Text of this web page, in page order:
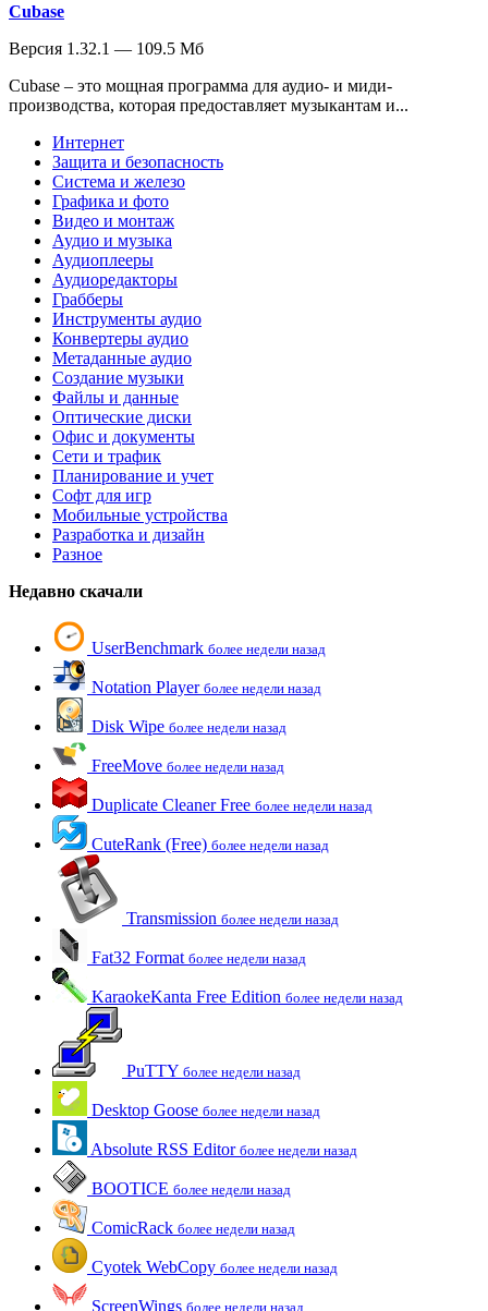
Cubase
Версия 1.32.1 — 109.5 Мб
Cubase – это мощная программа для аудио- и миди-
производства, которая предоставляет музыкантам и...
Интернет
Защита и безопасность
Система и железо
Графика и фото
Видео и монтаж
Аудио и музыка
Аудиоплееры
Аудиоредакторы
Грабберы
Инструменты аудио
Конвертеры аудио
Метаданные аудио
Создание музыки
Файлы и данные
Оптические диски
Офис и документы
Сети и трафик
Планирование и учет
Софт для игр
Мобильные устройства
Разработка и дизайн
Разное
Недавно скачали
UserBenchmark более недели назад
Notation Player более недели назад
Disk Wipe более недели назад
FreeMove более недели назад
Duplicate Cleaner Free более недели назад
CuteRank (Free) более недели назад
Transmission более недели назад
Fat32 Format более недели назад
KaraokeKanta Free Edition более недели назад
PuTTY более недели назад
Desktop Goose более недели назад
Absolute RSS Editor более недели назад
BOOTICE более недели назад
ComicRack более недели назад
Cyotek WebCopy более недели назад
ScreenWings более недели назад